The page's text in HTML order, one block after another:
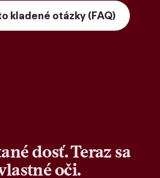
kladené otázky (FAQ)
dosť. Teraz sa
oči.